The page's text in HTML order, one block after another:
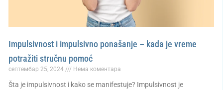
Impulsivnost i impulsivno ponašanje – kada je vreme
potražiti stručnu pomoć
септембар 25, 2024 Нема коментара
Šta je impulsivnost i kako se manifestuje? Impulsivnost je